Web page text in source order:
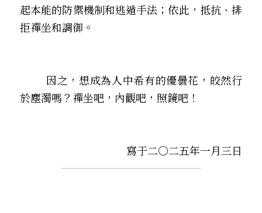
起本能的防禦機制和逃遁手法；依此，抵抗、排
拒禪坐和調御。
     因之，想成為人中希有的優曇花，皎然行
於塵濁嗎？禪坐吧，內觀吧，照鏡吧！
寫于二〇二五年一月三日